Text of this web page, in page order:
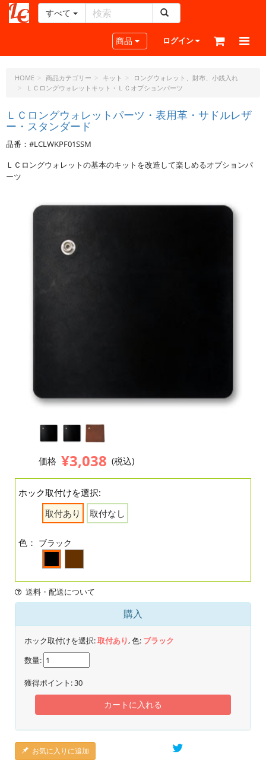
ー
ラ
フ
ド
ッ
ト・
ェ
ー
すべて
Toggle navigation
商品 ログイン
HOME 商品カテゴリー キット
ロングウォレット、財布、小銭入れ
ＬＣロングウォレットキット・ＬＣオプションパーツ
ＬＣロングウォレットパーツ・表用革・サドルレザ
ー・スタンダード
品番：#LCLWKPF01SSM
ＬＣロングウォレットの基本のキットを改造して楽しめるオプションパ
ーツ
価格 ¥3,038 (税込)
ホック取付けを選択:
取付あり
取付なし
色： ブラック
送料・配送について
購入
ホック取付けを選択:取付あり, 色: ブラック
数量:
獲得ポイント:30
カートに入れる
お気に入りに追加